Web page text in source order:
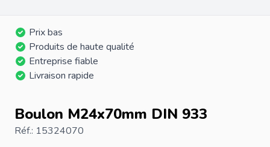
Prix bas
Produits de haute qualité
Entreprise fiable
Livraison rapide
Boulon M24x70mm DIN 933
Réf.: 15324070